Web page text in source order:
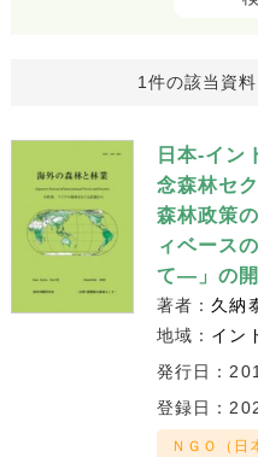
1件の該当資
日本-イン
念森林セ
森林政策
ィベース
て―」の
著者： 久納
地域： イン
発行日：
登録日：
ＮＧＯ（日